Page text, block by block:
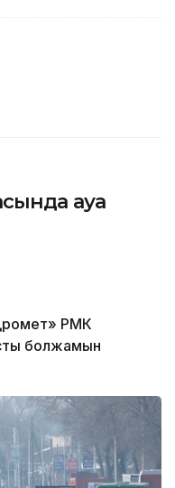
ауа
РМК
болжамын